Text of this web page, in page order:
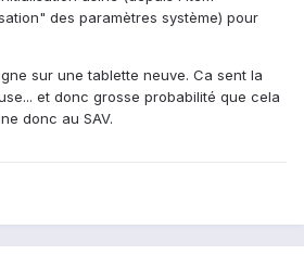
des paramètres système) pour
sur une tablette neuve. Ca sent la
et donc grosse probabilité que cela
donc au SAV.